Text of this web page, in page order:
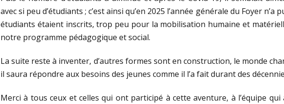
avec si peu d’étudiants ; c’est ainsi qu’en 2025 l’année générale du Foyer
étudiants étaient inscrits, trop peu pour la mobilisation humaine et
notre programme pédagogique et social.
La suite reste à inventer, d’autres formes sont en construction, le monde
il saura répondre aux besoins des jeunes comme il l’a fait durant des
Merci à tous ceux et celles qui ont participé à cette aventure, à l’équipe qui